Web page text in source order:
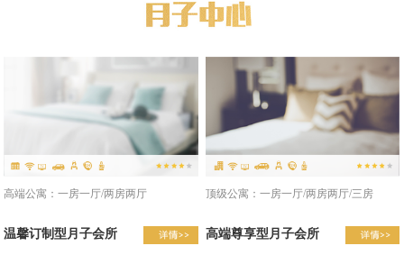
高端公寓：一房一厅/两房两厅
温馨订制型月子会所
顶级公寓：一房一厅/两房两厅/三房
高端尊享型月子会所